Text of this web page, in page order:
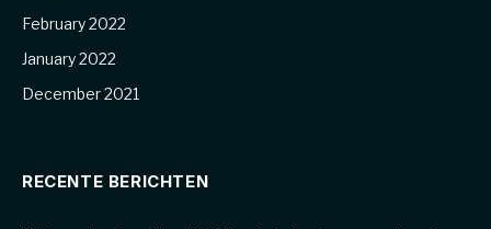
February 2022
January 2022
December 2021
RECENTE BERICHTEN